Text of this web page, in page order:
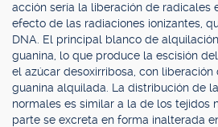
acción sería la liberación de radicales
efecto de las radiaciones ionizantes,
DNA. El principal blanco de
guanina, lo que produce la escisión
el azúcar desoxirribosa, con
guanina alquilada. La distribución de
normales es similar a la de los tejidos
parte se excreta en forma inalterada